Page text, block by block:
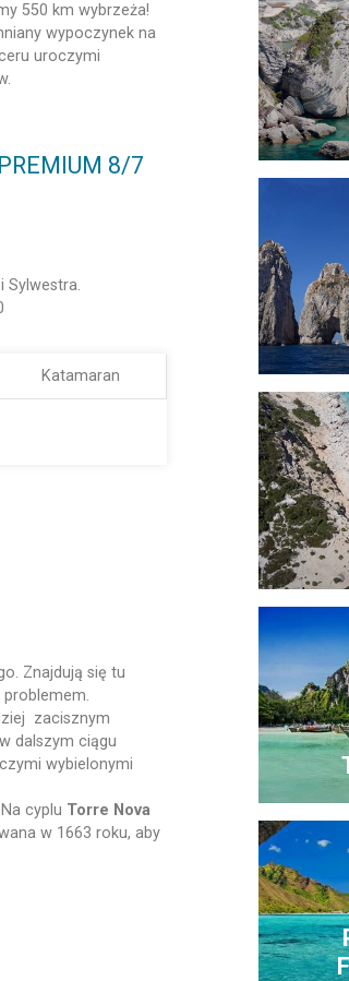
550 km wybrzeża!
wypoczynek na
uroczymi
8/7
Sylwestra.
Katamaran
Znajdują się tu
zacisznym
dalszym ciągu
wybielonymi
cyplu Torre Nova
w 1663 roku, aby